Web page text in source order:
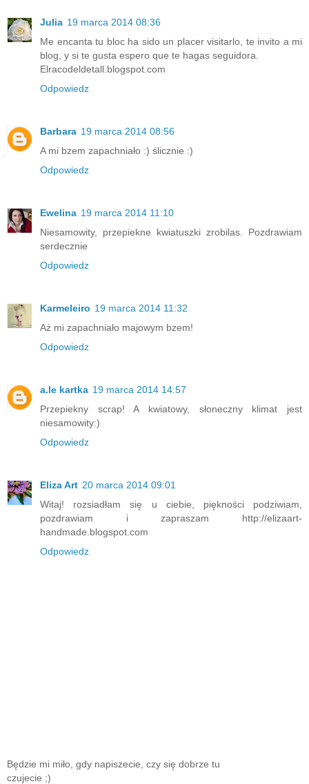
Julia 19 marca 2014 08:36
Me encanta tu bloc ha sido un placer visitarlo, te invito a mi
blog, y si te gusta espero que te hagas seguidora.
Elracodeldetall.blogspot.com
Odpowiedz
Barbara 19 marca 2014 08:56
A mi bzem zapachniało :) ślicznie :)
Odpowiedz
Ewelina 19 marca 2014 11:10
Niesamowity, przepiekne kwiatuszki zrobilas. Pozdrawiam
serdecznie
Odpowiedz
Karmeleiro 19 marca 2014 11:32
Aż mi zapachniało majowym bzem!
Odpowiedz
a.le kartka 19 marca 2014 14:57
Przepiekny scrap! A kwiatowy, słoneczny klimat jest
niesamowity:)
Odpowiedz
Eliza Art 20 marca 2014 09:01
Witaj! rozsiadłam się u ciebie, piękności podziwiam,
pozdrawiam i zapraszam http://elizaart-
handmade.blogspot.com
Odpowiedz
Będzie mi miło, gdy napiszecie, czy się dobrze tu
czujecie ;)